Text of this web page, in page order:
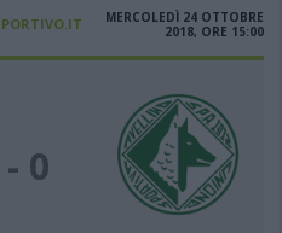
MERCOLEDÌ 24 OTTOBRE
2018, ORE 15:00
0